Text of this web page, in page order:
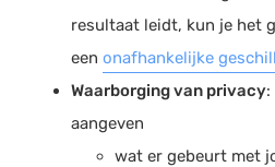
resultaat leidt, kun je het
een onafhankelijke
Waarborging van privacy
aangeven
wat er gebeurt met